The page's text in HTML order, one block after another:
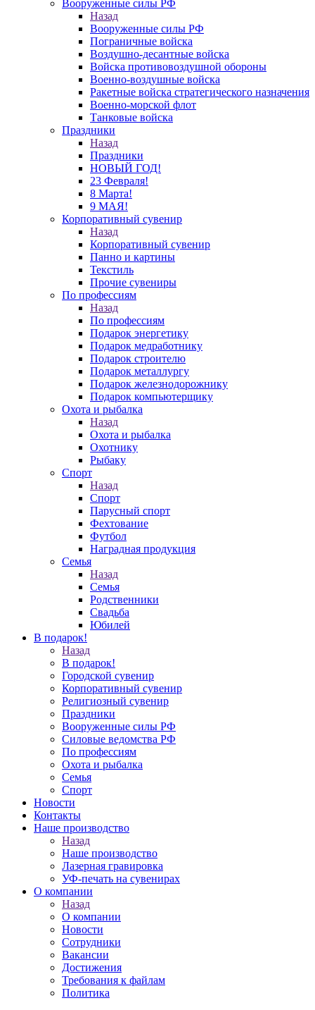
Вооруженные силы РФ
Назад
Вооруженные силы РФ
Пограничные войска
Воздушно-десантные войска
Войска противовоздушной обороны
Военно-воздушные войска
Ракетные войска стратегического назначения
Военно-морской флот
Танковые войска
Праздники
Назад
Праздники
НОВЫЙ ГОД!
23 Февраля!
8 Марта!
9 МАЯ!
Корпоративный сувенир
Назад
Корпоративный сувенир
Панно и картины
Текстиль
Прочие сувениры
По профессиям
Назад
По профессиям
Подарок энергетику
Подарок медработнику
Подарок строителю
Подарок металлургу
Подарок железнодорожнику
Подарок компьютерщику
Охота и рыбалка
Назад
Охота и рыбалка
Охотнику
Рыбаку
Спорт
Назад
Спорт
Парусный спорт
Фехтование
Футбол
Наградная продукция
Семья
Назад
Семья
Родственники
Свадьба
Юбилей
В подарок!
Назад
В подарок!
Городской сувенир
Корпоративный сувенир
Религиозный сувенир
Праздники
Вооруженные силы РФ
Силовые ведомства РФ
По профессиям
Охота и рыбалка
Семья
Спорт
Новости
Контакты
Наше производство
Назад
Наше производство
Лазерная гравировка
УФ-печать на сувенирах
О компании
Назад
О компании
Новости
Сотрудники
Вакансии
Достижения
Требования к файлам
Политика